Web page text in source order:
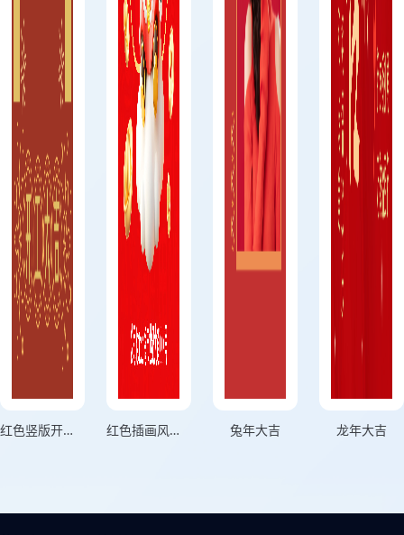
红色竖版开工大吉新年开工海报 红色插画风格开工大吉2025竖版开工大吉海报 兔年大吉 龙年大吉